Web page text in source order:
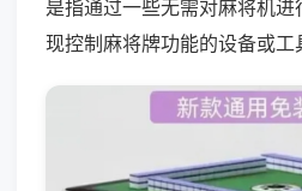
是指通过一些无需对麻将机
现控制麻将牌功能的设备或工